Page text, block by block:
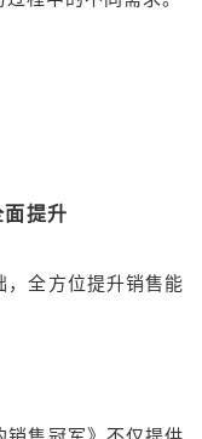
提升
，全方位提升销售能